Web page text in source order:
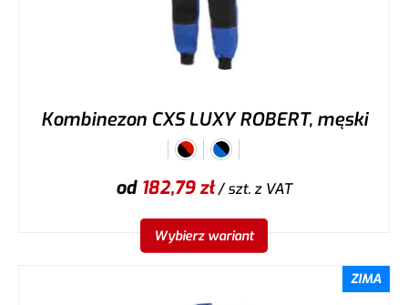
Kombinezon CXS LUXY ROBERT, męski
od 182,79zł/ szt.z VAT
Wybierz wariant
ZIMA